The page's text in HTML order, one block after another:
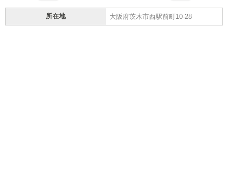
所在地 大阪府茨木市西駅前町10-28